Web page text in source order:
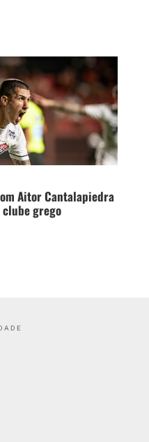
Aitor Cantalapiedra
clube grego